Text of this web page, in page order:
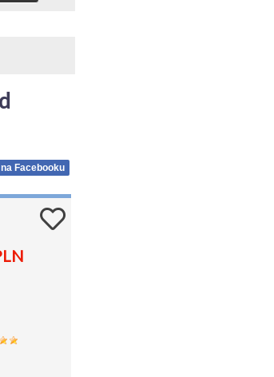
Facebooku